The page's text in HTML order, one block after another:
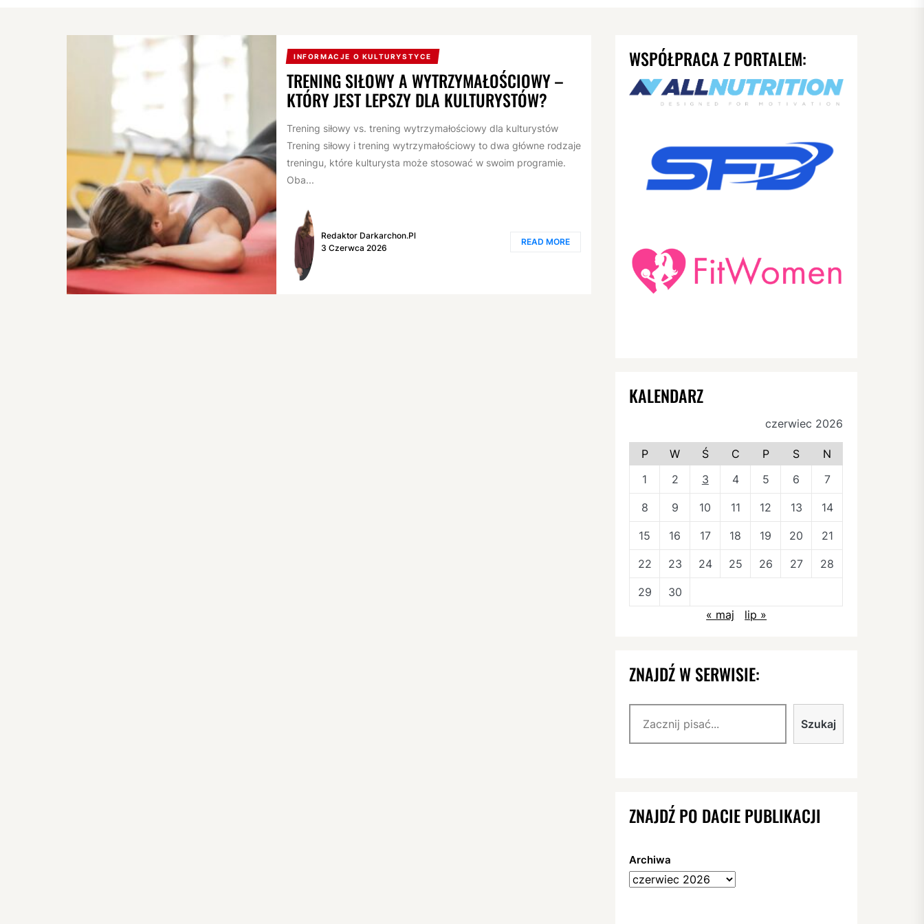
INFORMACJE O KULTURYSTYCE
TRENING SIŁOWY A WYTRZYMAŁOŚCIOWY –
KTÓRY JEST LEPSZY DLA KULTURYSTÓW?
Trening siłowy vs. trening wytrzymałościowy dla kulturystów
Trening siłowy i trening wytrzymałościowy to dwa główne rodzaje
treningu, które kulturysta może stosować w swoim programie.
Oba...
Redaktor Darkarchon.pl
3 Czerwca 2026
READ MORE
WSPÓŁPRACA Z PORTALEM:
KALENDARZ
czerwiec 2026
P W Ś C P S
N
1
2 3 4 5 6 7
8 9 10 11 12 13 14
15 16 17 18 19 20 21
22 23 24 25 26 27 28
29
30
« maj
lip »
ZNAJDŹ W SERWISIE:
Szukaj
ZNAJDŹ PO DACIE PUBLIKACJI
Archiwa